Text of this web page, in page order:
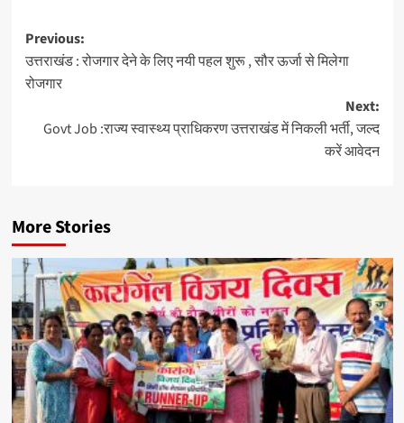
Previous:
उत्तराखंड : रोजगार देने के लिए नयी पहल शुरू , सौर ऊर्जा से मिलेगा
रोजगार
Next:
Govt Job :राज्य स्वास्थ्य प्राधिकरण उत्तराखंड में निकली भर्ती, जल्द
करें आवेदन
More Stories